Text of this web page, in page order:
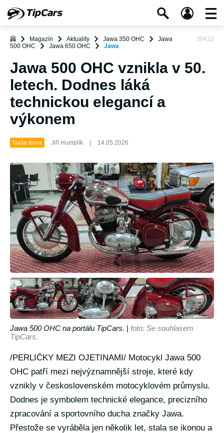
Magazín Aktuality Jawa 350 OHC
Jawa
500 OHC
Jawa 650 OHC Jawa
30422
Jawa 500 OHC vznikla v 50.
letech. Dodnes láká
technickou elegancí a
výkonem
Naša téma Jiří Humplík 14.05.2026
Jawa 500 OHC na portálu TipCars. | foto: Se souhlasem
TipCars.
/PERLIČKY MEZI OJETINAMI/ Motocykl Jawa 500
OHC patří mezi nejvýznamnější stroje, které kdy
vznikly v československém motocyklovém průmyslu.
Dodnes je symbolem technické elegance, precizního
zpracování a sportovního ducha značky Jawa.
Přestože se vyráběla jen několik let, stala se ikonou a